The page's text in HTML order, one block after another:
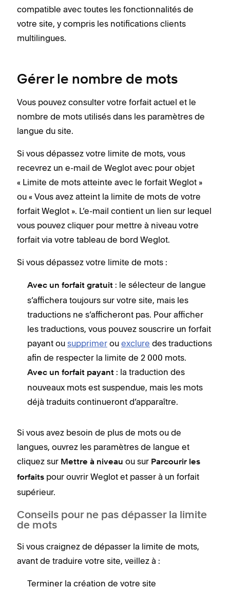
compatible avec toutes les fonctionnalités de
votre site, y compris les notifications clients
multilingues.
Gérer le nombre de mots
Vous pouvez consulter votre forfait actuel et le
nombre de mots utilisés dans les paramètres de
langue du site.
Si vous dépassez votre limite de mots, vous
recevrez un e-mail de Weglot avec pour objet
« Limite de mots atteinte avec le forfait Weglot »
ou « Vous avez atteint la limite de mots de votre
forfait Weglot ». L’e-mail contient un lien sur lequel
vous pouvez cliquer pour mettre à niveau votre
forfait via votre tableau de bord Weglot.
Si vous dépassez votre limite de mots :
Avec un forfait gratuit : le sélecteur de langue
s’affichera toujours sur votre site, mais les
traductions ne s’afficheront pas. Pour afficher
les traductions, vous pouvez souscrire un forfait
payant ou supprimer ou exclure des traductions
afin de respecter la limite de 2 000 mots.
Avec un forfait payant : la traduction des
nouveaux mots est suspendue, mais les mots
déjà traduits continueront d’apparaître.
Si vous avez besoin de plus de mots ou de
langues, ouvrez les paramètres de langue et
cliquez sur Mettre à niveau ou sur Parcourir les
forfaits pour ouvrir Weglot et passer à un forfait
supérieur.
Conseils pour ne pas dépasser la limite
de mots
Si vous craignez de dépasser la limite de mots,
avant de traduire votre site, veillez à :
Terminer la création de votre site